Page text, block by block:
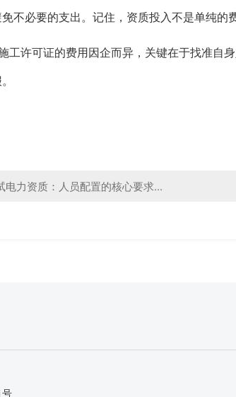
不必要的支出。记住，资质投入不是单纯的
工许可证的费用因企而异，关键在于找准自
电力资质：人员配置的核心要求...